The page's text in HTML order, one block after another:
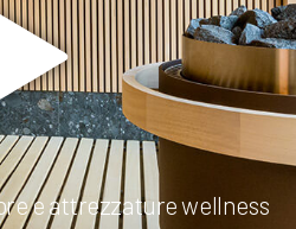
e attrezzature wellness